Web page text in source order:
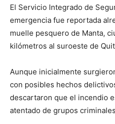
El Servicio Integrado de
emergencia fue reportada
muelle pesquero de Manta,
kilómetros al suroeste de
Aunque inicialmente
con posibles hechos
descartaron que el incendio
atentado de grupos